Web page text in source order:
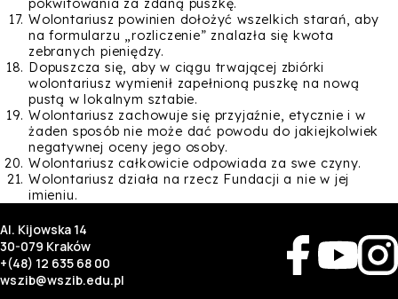
pokwitowania za zdaną puszkę.
Wolontariusz powinien dołożyć wszelkich starań, aby
na formularzu „rozliczenie” znalazła się kwota
zebranych pieniędzy.
Dopuszcza się, aby w ciągu trwającej zbiórki
wolontariusz wymienił zapełnioną puszkę na nową
pustą w lokalnym sztabie.
Wolontariusz zachowuje się przyjaźnie, etycznie i w
żaden sposób nie może dać powodu do jakiejkolwiek
negatywnej oceny jego osoby.
Wolontariusz całkowicie odpowiada za swe czyny.
Wolontariusz działa na rzecz Fundacji a nie w jej
imieniu.
Al. Kijowska 14
30-079 Kraków
+(48) 12 635 68 00
wszib@wszib.edu.pl